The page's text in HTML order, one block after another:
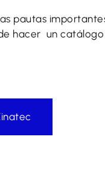
pautas
hacer un catálogo